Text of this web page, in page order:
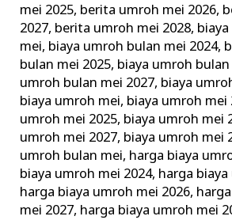
mei 2025, berita umroh mei 2026,
2027, berita umroh mei 2028,
mei, biaya umroh bulan mei 2024,
bulan mei 2025, biaya umroh
umroh bulan mei 2027, biaya
biaya umroh mei, biaya umroh mei
umroh mei 2025, biaya umroh mei
umroh mei 2027, biaya umroh mei
umroh bulan mei, harga biaya
biaya umroh mei 2024, harga
harga biaya umroh mei 2026,
mei 2027, harga biaya umroh mei